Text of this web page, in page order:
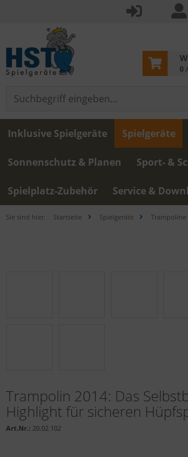
0
Inklusive Spielgeräte Spielgeräte
Sonnenschutz & Planen Sport- &
Spielplatz-Zubehör Service &
Sie sind hier: Startseite Spielgeräte Trampoline
Trampolin 2014: Das
Highlight für sicheren
Art.Nr.: 20.02.102